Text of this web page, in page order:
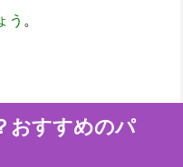
う 。
おすすめのパ